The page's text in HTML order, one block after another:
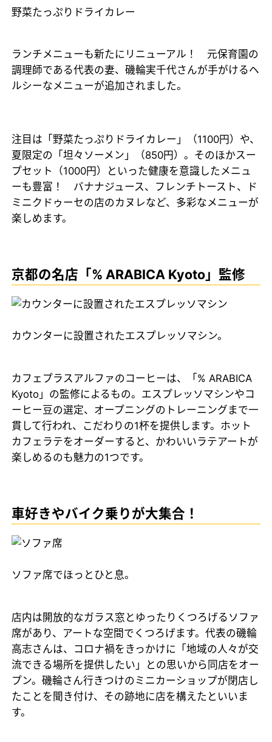
野菜たっぷりドライカレー
ランチメニューも新たにリニューアル！ 元保育園の
調理師である代表の妻、磯輪実千代さんが手がけるヘ
ルシーなメニューが追加されました。
注目は「野菜たっぷりドライカレー」（1100円）や、
夏限定の「坦々ソーメン」（850円）。そのほかスー
プセット（1000円）といった健康を意識したメニュ
ーも豊富！ バナナジュース、フレンチトースト、ド
ミニクドゥーセの店のカヌレなど、多彩なメニューが
楽しめます。
京都の名店「% ARABICA Kyoto」監修
カウンターに設置されたエスプレッソマシン。
カフェプラスアルファのコーヒーは、「% ARABICA
Kyoto」の監修によるもの。エスプレッソマシンやコ
ーヒー豆の選定、オープニングのトレーニングまで一
貫して行われ、こだわりの1杯を提供します。ホット
カフェラテをオーダーすると、かわいいラテアートが
楽しめるのも魅力の1つです。
車好きやバイク乗りが大集合！
ソファ席でほっとひと息。
店内は開放的なガラス窓とゆったりくつろげるソファ
席があり、アートな空間でくつろげます。代表の磯輪
高志さんは、コロナ禍をきっかけに「地域の人々が交
流できる場所を提供したい」との思いから同店をオー
プン。磯輪さん行きつけのミニカーショップが閉店し
たことを聞き付け、その跡地に店を構えたといいま
す。